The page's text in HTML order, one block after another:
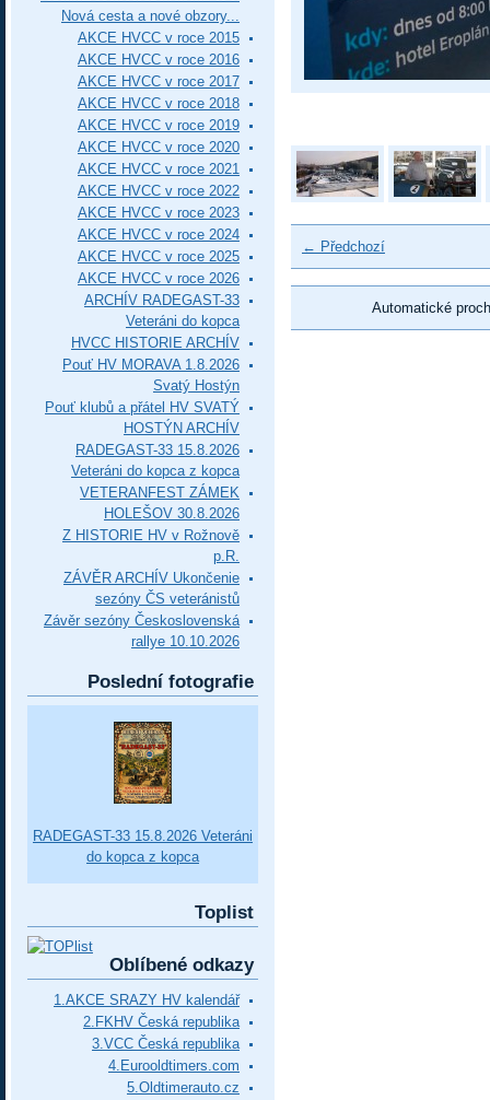
← Předchozí
Automatické
Nová cesta a nové obzory...
AKCE HVCC v roce 2015
AKCE HVCC v roce 2016
AKCE HVCC v roce 2017
AKCE HVCC v roce 2018
AKCE HVCC v roce 2019
AKCE HVCC v roce 2020
AKCE HVCC v roce 2021
AKCE HVCC v roce 2022
AKCE HVCC v roce 2023
AKCE HVCC v roce 2024
AKCE HVCC v roce 2025
AKCE HVCC v roce 2026
ARCHÍV RADEGAST-33
Veteráni do kopca
HVCC HISTORIE ARCHÍV
Pouť HV MORAVA 1.8.2026
Svatý Hostýn
Pouť klubů a přátel HV SVATÝ
HOSTÝN ARCHÍV
RADEGAST-33 15.8.2026
Veteráni do kopca z kopca
VETERANFEST ZÁMEK
HOLEŠOV 30.8.2026
Z HISTORIE HV v Rožnově
p.R.
ZÁVĚR ARCHÍV Ukončenie
sezóny ČS veteránistů
Závěr sezóny Československá
rallye 10.10.2026
Poslední fotografie
RADEGAST-33 15.8.2026 Veteráni
do kopca z kopca
Toplist
Oblíbené odkazy
1.AKCE SRAZY HV kalendář
2.FKHV Česká republika
3.VCC Česká republika
4.Eurooldtimers.com
5.Oldtimerauto.cz